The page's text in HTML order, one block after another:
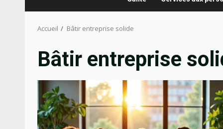
Accueil Bâtir entreprise solide
Bâtir entreprise